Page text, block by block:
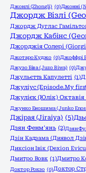
Джонлі (Zhongli) (0)Джонні
Джордж Візлі
Джордж Дуглас
Джордж Кабінс
Джорджія Солері
Джотаро Куджо (0)Джоффрі
Джузо Біва (Juzo Biwa) (0)
Джульєтта Капулетті (1)
Джуліус (Episode.My
Джулієк (Юлік)
Джунко Еношима (Junko
Джірая (Jiraiya) (5)
Дзян Фенм'янь (2)Дзян
Дзін Кадзама (Диявол
Диксіон Івік (Dexion
Дмитро Вовк (1)Дмитро
Доктор Рокзо (0)Доктор